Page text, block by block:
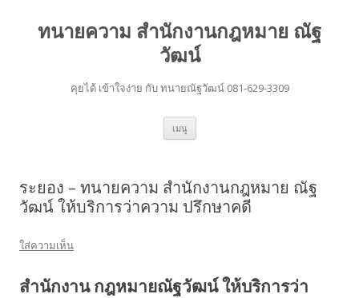
ทนายความ สำนักงานกฎหมาย ณัฐ
วัฒน์
คุยได้ เข้าใจง่าย กับ ทนายณัฐวัฒน์ 081-629-3309
เมนู ข้าม
ยัง
ระยอง – ทนายความ สำนักงานกฎหมาย ณัฐ
วัฒน์ ให้บริการว่าความ ปรึกษาคดี
ใส่ความเห็น
สำนักงาน กฎหมายณัฐวัฒน์ ให้บริการว่า